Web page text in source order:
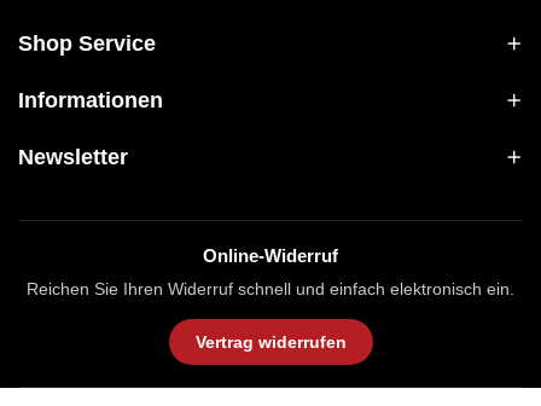
Shop Service
Informationen
Newsletter
Online-Widerruf
Reichen Sie Ihren Widerruf schnell und einfach elektronisch ein.
Vertrag widerrufen